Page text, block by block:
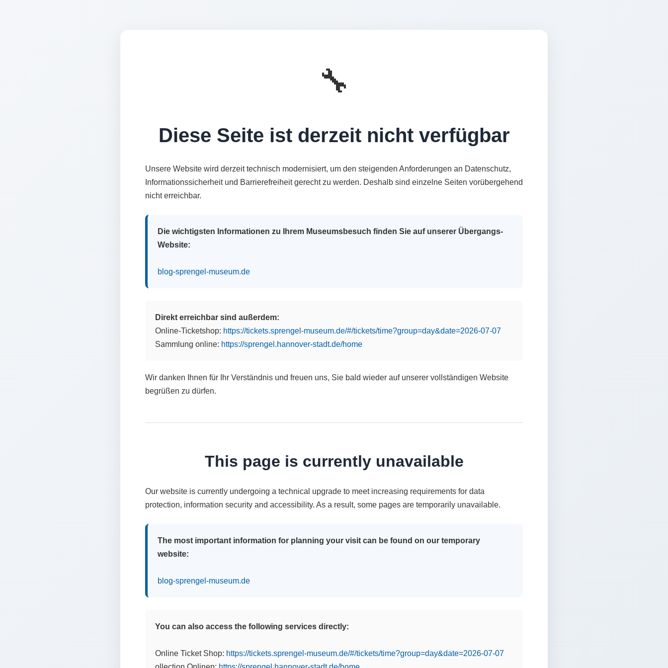
🔧
Diese Seite ist derzeit nicht verfügbar
Unsere Website wird derzeit technisch modernisiert, um den steigenden Anforderungen an Datenschutz,
Informationssicherheit und Barrierefreiheit gerecht zu werden. Deshalb sind einzelne Seiten vorübergehend
nicht erreichbar.
Die wichtigsten Informationen zu Ihrem Museumsbesuch finden Sie auf unserer Übergangs-
Website:
blog-sprengel-museum.de
Direkt erreichbar sind außerdem:
Online-Ticketshop: https://tickets.sprengel-museum.de/#/tickets/time?group=day&date=2026-07-07
Sammlung online: https://sprengel.hannover-stadt.de/home
Wir danken Ihnen für Ihr Verständnis und freuen uns, Sie bald wieder auf unserer vollständigen Website
begrüßen zu dürfen.
This page is currently unavailable
Our website is currently undergoing a technical upgrade to meet increasing requirements for data
protection, information security and accessibility. As a result, some pages are temporarily unavailable.
The most important information for planning your visit can be found on our temporary
website:
blog-sprengel-museum.de
You can also access the following services directly:
Online Ticket Shop: https://tickets.sprengel-museum.de/#/tickets/time?group=day&date=2026-07-07